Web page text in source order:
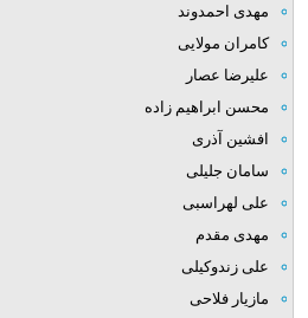
مهدی احمدوند
کامران مولایی
علیرضا عصار
محسن ابراهیم زاده
افشین آذری
سامان جلیلی
علی لهراسبی
مهدی مقدم
علی زندوکیلی
مازیار فلاحی